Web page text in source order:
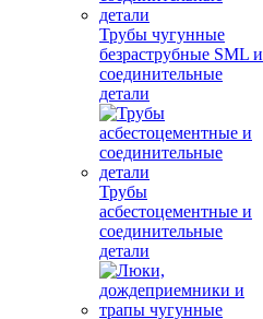
Трубы чугунные
безраструбные SML и
соединительные
детали
Трубы
асбестоцементные и
соединительные
детали